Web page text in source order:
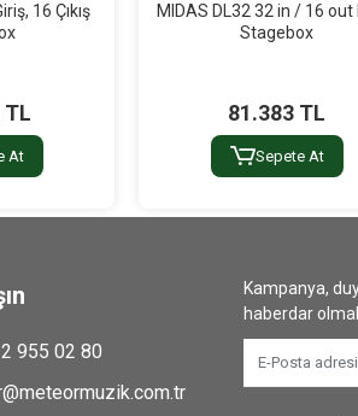
16 Çıkış
TL
At
MIDAS DL32 32 in / 16 out
Stagebox
81.383 TL
Sepete At
955 02 80
Kampanya,
haberdar